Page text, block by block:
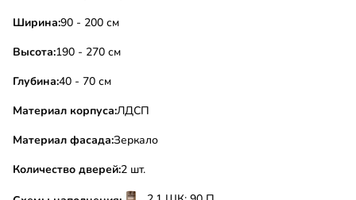
Ширина:90 - 200 см
Высота:190 - 270 см
Глубина:40 - 70 см
Материал корпуса:ЛДСП
Материал фасада:Зеркало
Количество дверей:2 шт.